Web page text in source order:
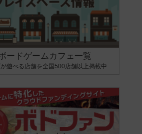
ードゲームカフェ一覧
遊べる店舗を全国500店舗以上掲載中